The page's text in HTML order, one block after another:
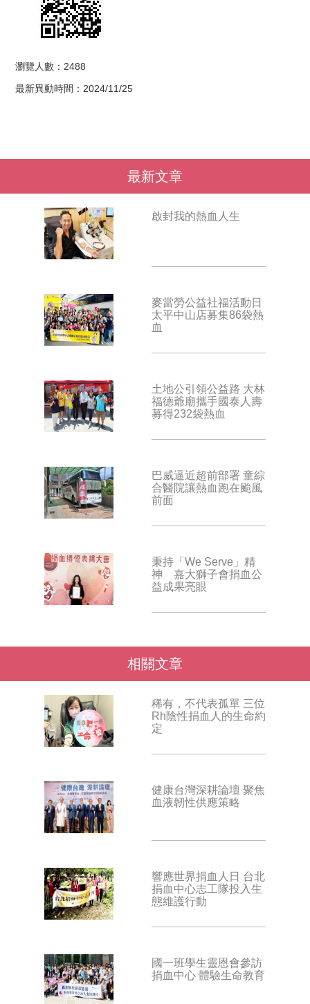
瀏覽人數：2488
最新異動時間：2024/11/25
最新文章
啟封我的熱血人生
麥當勞公益社福活動日
太平中山店募集86袋熱
血
土地公引領公益路 大林
福德爺廟攜手國泰人壽
募得232袋熱血
巴威逼近超前部署 童綜
合醫院讓熱血跑在颱風
前面
秉持「We Serve」精
神 嘉大獅子會捐血公
益成果亮眼
相關文章
稀有，不代表孤單 三位
Rh陰性捐血人的生命約
定
健康台灣深耕論壇 聚焦
血液韌性供應策略
響應世界捐血人日 台北
捐血中心志工隊投入生
態維護行動
國一班學生靈恩會參訪
捐血中心 體驗生命教育